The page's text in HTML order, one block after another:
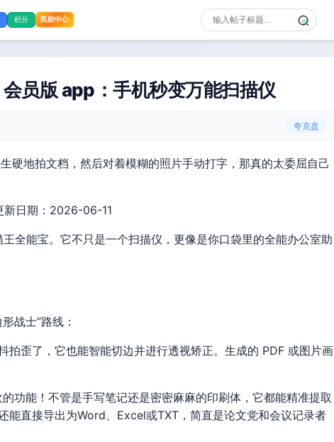
积分 奖励中心
员版 app：手机秒变万能扫描仪
夸克盘
硬地拍文档，然后对着模糊的照片手动打字，那真的太委屈自己
日期：2026-06-11
全能宝。它不只是一个扫描仪，更像是你口袋里的全能办公室助
战士”路线：
拍歪了，它也能智能切边并进行透视矫正。生成的 PDF 或图片画
功能！不管是手写笔记还是密密麻麻的印刷体，它都能精准提取
能直接导出为Word、Excel或TXT，简直是论文党和会议记录者